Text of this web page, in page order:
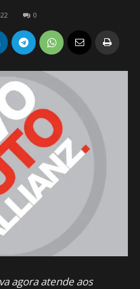
0
agora atende aos